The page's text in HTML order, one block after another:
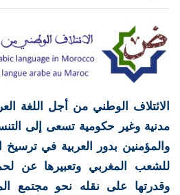
الائتلاف الوطني من أجل اللغة
مدنية وغير حكومية تسعى إلى
والمؤمنين بدور العربية في ترسيخ
للشعب المغربي وتعبيرها عن
وقدرتها على نقله نحو مجتمع